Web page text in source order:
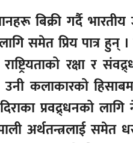
बिक्री गर्दै
समेत प्रिय पात्र हुन्
रक्षा र
उनी कलाकारको
प्रवद्र्धनको
अर्थतन्त्रलाई समेत